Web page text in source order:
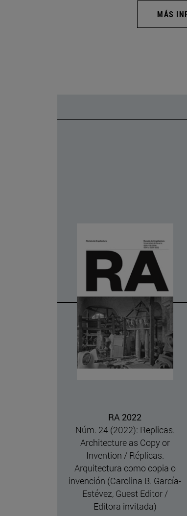
MÁS
RA 2022
Núm. 24 (2022): Replicas.
Architecture as Copy or
Invention / Réplicas.
Arquitectura como copia o
invención (Carolina B. García-
Estévez, Guest Editor /
Editora invitada)